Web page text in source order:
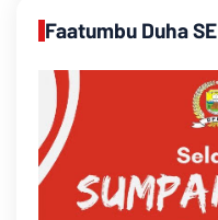
Faatumbu Duha SE